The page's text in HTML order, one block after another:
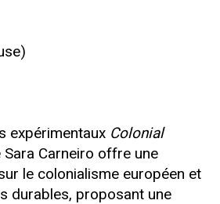
expérimentaux Colonial
Carneiro offre une
le colonialisme européen et
durables, proposant une